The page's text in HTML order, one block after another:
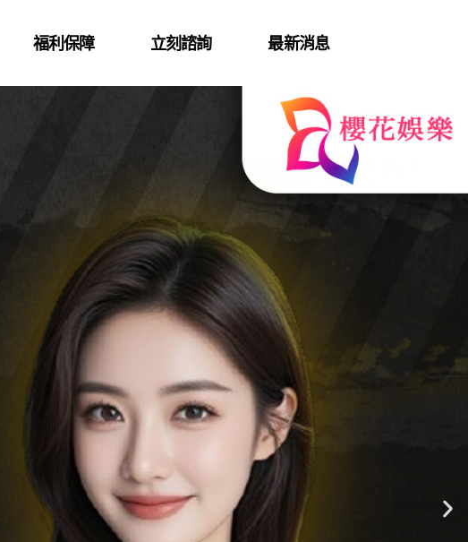
福利保障 立刻諮詢 最新消息